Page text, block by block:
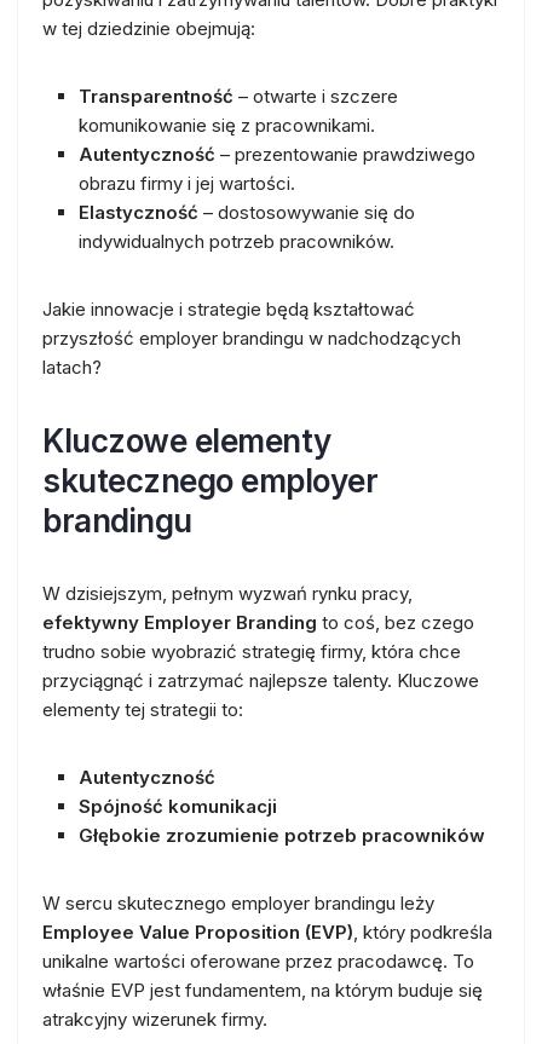
w tej dziedzinie obejmują:
Transparentność – otwarte i szczere
komunikowanie się z pracownikami.
Autentyczność – prezentowanie prawdziwego
obrazu firmy i jej wartości.
Elastyczność – dostosowywanie się do
indywidualnych potrzeb pracowników.
Jakie innowacje i strategie będą kształtować
przyszłość employer brandingu w nadchodzących
latach?
Kluczowe elementy
skutecznego employer
brandingu
W dzisiejszym, pełnym wyzwań rynku pracy,
efektywny Employer Branding to coś, bez czego
trudno sobie wyobrazić strategię firmy, która chce
przyciągnąć i zatrzymać najlepsze talenty. Kluczowe
elementy tej strategii to:
Autentyczność
Spójność komunikacji
Głębokie zrozumienie potrzeb pracowników
W sercu skutecznego employer brandingu leży
Employee Value Proposition (EVP), który podkreśla
unikalne wartości oferowane przez pracodawcę. To
właśnie EVP jest fundamentem, na którym buduje się
atrakcyjny wizerunek firmy.